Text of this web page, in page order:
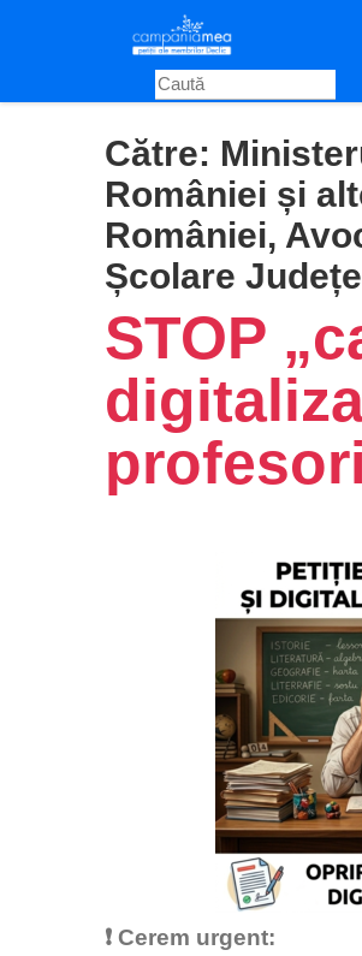
content
Către:
României și
României,
Școlare
STOP
❗ Cerem urgent: